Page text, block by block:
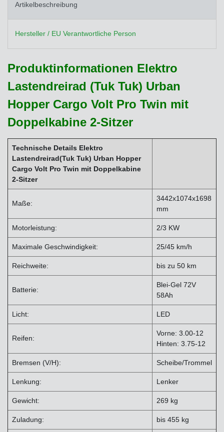
Artikelbeschreibung
Hersteller / EU Verantwortliche Person
Produktinformationen Elektro
Lastendreirad (Tuk Tuk) Urban
Hopper Cargo Volt Pro Twin mit
Doppelkabine 2-Sitzer
Technische Details Elektro
Lastendreirad(Tuk Tuk) Urban Hopper
Cargo Volt Pro Twin mit Doppelkabine
2-Sitzer
Maße:
3442x1074x1698
mm
Motorleistung: 2/3 KW
Maximale Geschwindigkeit: 25/45 km/h
Reichweite: bis zu 50 km
Batterie:
Blei-Gel 72V
58Ah
Licht: LED
Reifen:
Vorne: 3.00-12
Hinten: 3.75-12
Bremsen (V/H): Scheibe/Trommel
Lenkung: Lenker
Gewicht: 269 kg
Zuladung: bis 455 kg